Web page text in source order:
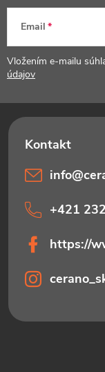
p
ä
i
e
Email
Vložením e-mailu
údajov
info@
+421
https://